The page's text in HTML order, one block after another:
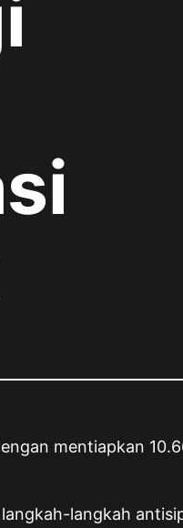
mentiapkan
langkah